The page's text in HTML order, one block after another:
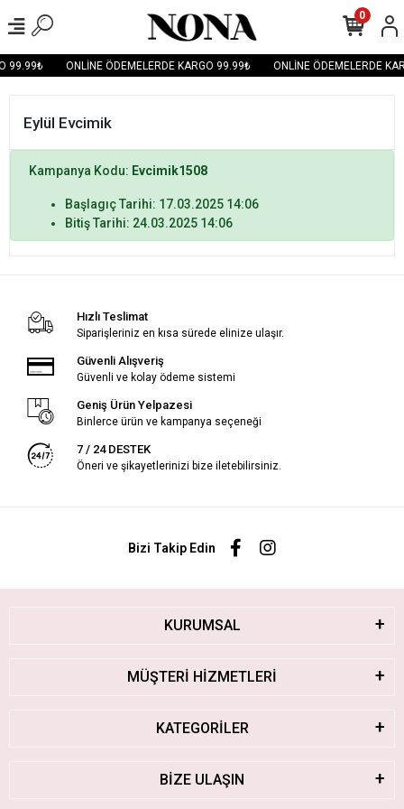
99.99₺ ONLİNE ÖDEMELERDE KARGO 99.99₺ ONLİNE ÖDEMELERDE
0
Eylül Evcimik
Kampanya Kodu: Evcimik1508
Başlagıç Tarihi: 17.03.2025 14:06
Bitiş Tarihi: 24.03.2025 14:06
Hızlı Teslimat
Siparişleriniz en kısa sürede elinize ulaşır.
Güvenli Alışveriş
Güvenli ve kolay ödeme sistemi
Geniş Ürün Yelpazesi
Binlerce ürün ve kampanya seçeneği
7 / 24 DESTEK
Öneri ve şikayetlerinizi bize iletebilirsiniz.
Bizi Takip Edin
KURUMSAL
MÜŞTERİ HİZMETLERİ
KATEGORİLER
BİZE ULAŞIN